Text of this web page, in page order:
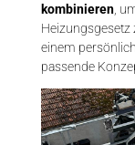
kombinieren,
Heizungsgesetz
einem
passende